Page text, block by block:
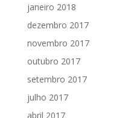
janeiro 2018
dezembro 2017
novembro 2017
outubro 2017
setembro 2017
julho 2017
abril 2017